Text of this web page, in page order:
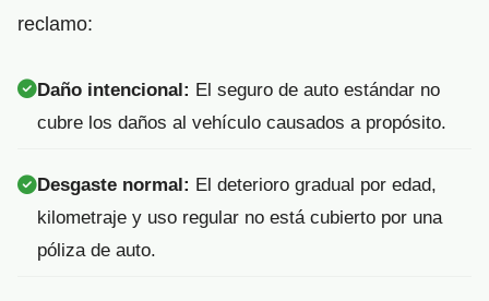
reclamo:
Daño intencional: El seguro de auto estándar no
cubre los daños al vehículo causados a propósito.
Desgaste normal: El deterioro gradual por edad,
kilometraje y uso regular no está cubierto por una
póliza de auto.